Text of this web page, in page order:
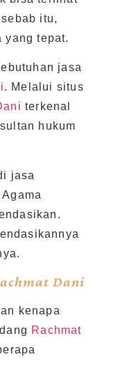
itu,
yang tepat.
jasa
. Melalui situs
terkenal
hukum
jasa
Dani
kenapa
Rachmat